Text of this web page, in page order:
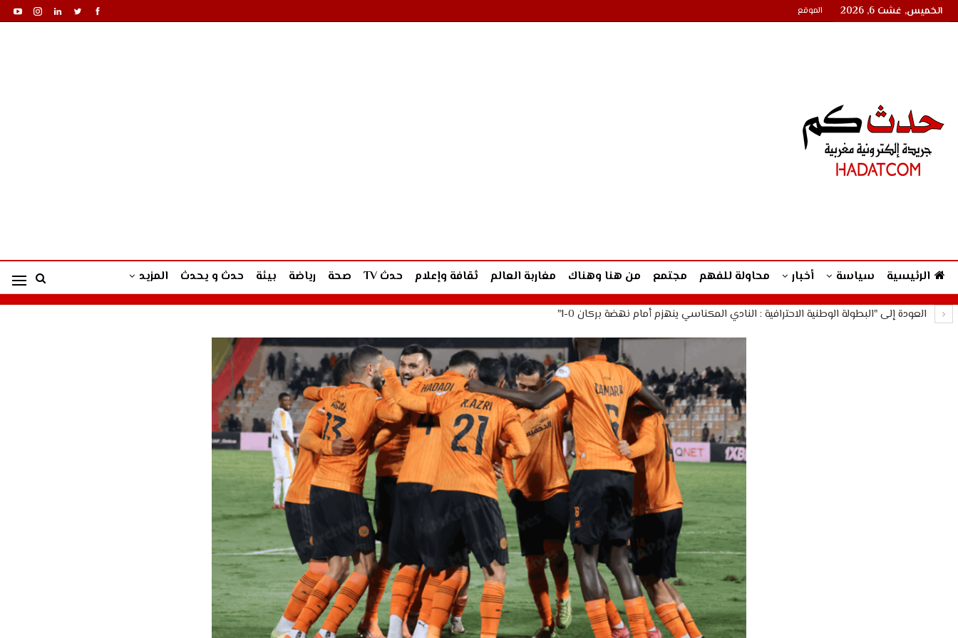
الخميس, غشت 6, 2026 الموقع
الرئيسية سياسة أخبار محاولة للفهم مجتمع من هنا وهناك مغاربة العالم ثقافة وإعلام حدث TV صحة رياضة بيئة حدث و يحدث المزيد
العودة إلى "البطولة الوطنية الاحترافية : النادي المكناسي ينهزم أمام نهضة بركان 0-1"